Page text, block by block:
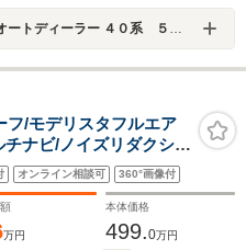
５０系 ＬＳ／ＬＳハイブリッド 中古車専門店
/モデリスタフルエア
ナビ/ノイズリダクショ
セーフティシステム+A/
ーモニター/V6気筒ツイ
オンライン相談可 360°画像付
万円
本体価格
499.0万円